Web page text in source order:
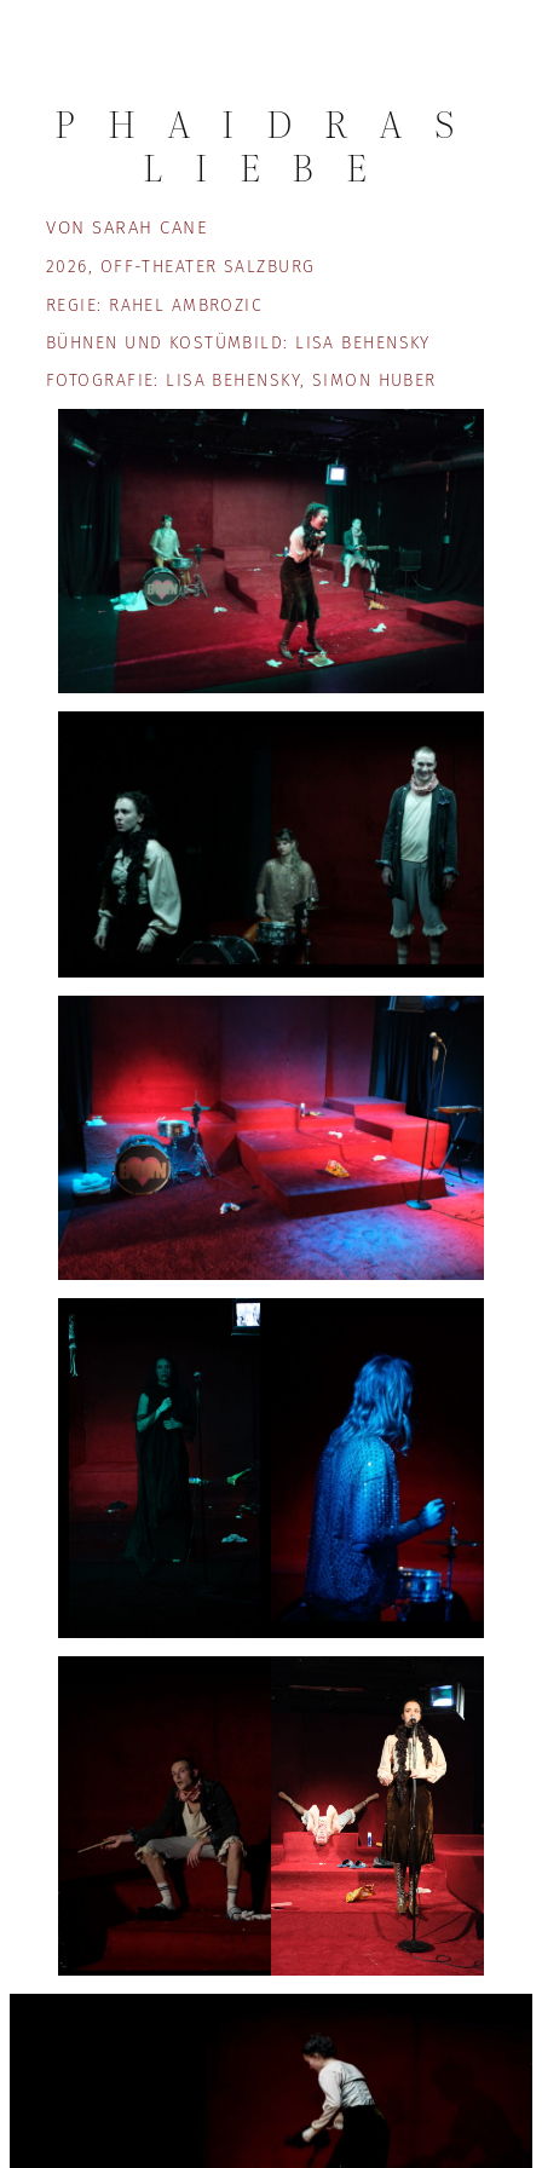
PHAIDRAS
LIEBE
VON SARAH CANE
2026, OFF-THEATER SALZBURG
REGIE: RAHEL AMBROZIC
BÜHNEN UND KOSTÜMBILD: LISA BEHENSKY
FOTOGRAFIE: LISA BEHENSKY, SIMON HUBER